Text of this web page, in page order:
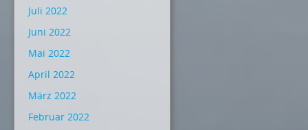
Juli 2022
Juni 2022
Mai 2022
April 2022
März 2022
Februar 2022